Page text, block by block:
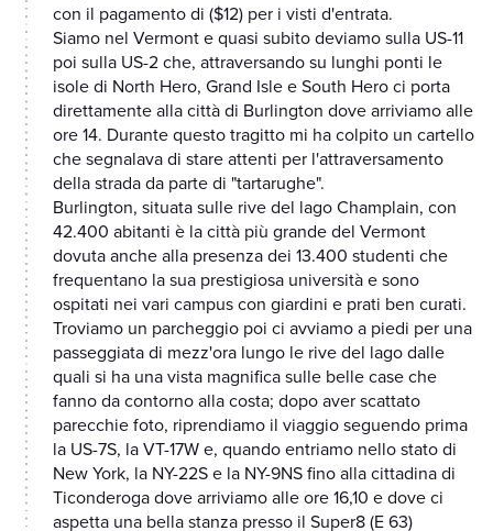
con il pagamento di ($12) per i visti d'entrata.
Siamo nel Vermont e quasi subito deviamo sulla US-11
poi sulla US-2 che, attraversando su lunghi ponti le
isole di North Hero, Grand Isle e South Hero ci porta
direttamente alla città di Burlington dove arriviamo alle
ore 14. Durante questo tragitto mi ha colpito un cartello
che segnalava di stare attenti per l'attraversamento
della strada da parte di "tartarughe".
Burlington, situata sulle rive del lago Champlain, con
42.400 abitanti è la città più grande del Vermont
dovuta anche alla presenza dei 13.400 studenti che
frequentano la sua prestigiosa università e sono
ospitati nei vari campus con giardini e prati ben curati.
Troviamo un parcheggio poi ci avviamo a piedi per una
passeggiata di mezz'ora lungo le rive del lago dalle
quali si ha una vista magnifica sulle belle case che
fanno da contorno alla costa; dopo aver scattato
parecchie foto, riprendiamo il viaggio seguendo prima
la US-7S, la VT-17W e, quando entriamo nello stato di
New York, la NY-22S e la NY-9NS fino alla cittadina di
Ticonderoga dove arriviamo alle ore 16,10 e dove ci
aspetta una bella stanza presso il Super8 (E 63)